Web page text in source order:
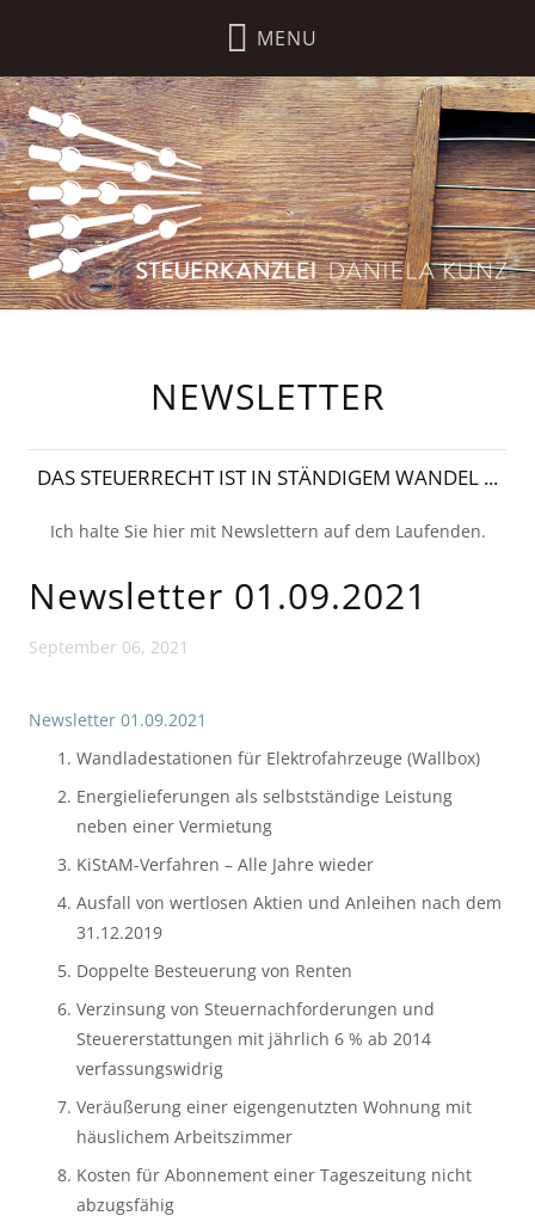
NEWSLETTER
DAS STEUERRECHT IST IN STÄNDIGEM WANDEL ...
Ich halte Sie hier mit Newslettern auf dem Laufenden.
Newsletter 01.09.2021
September 06, 2021
Newsletter 01.09.2021
Wandladestationen für Elektrofahrzeuge (Wallbox)
Energielieferungen als selbstständige Leistung
neben einer Vermietung
KiStAM-Verfahren – Alle Jahre wieder
Ausfall von wertlosen Aktien und Anleihen nach dem
31.12.2019
Doppelte Besteuerung von Renten
Verzinsung von Steuernachforderungen und
Steuererstattungen mit jährlich 6 % ab 2014
verfassungswidrig
Veräußerung einer eigengenutzten Wohnung mit
häuslichem Arbeitszimmer
Kosten für Abonnement einer Tageszeitung nicht
abzugsfähig